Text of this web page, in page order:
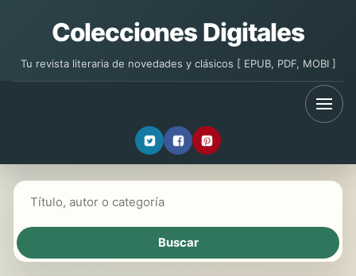
Colecciones Digitales
Tu revista literaria de novedades y clásicos [ EPUB, PDF, MOBI ]